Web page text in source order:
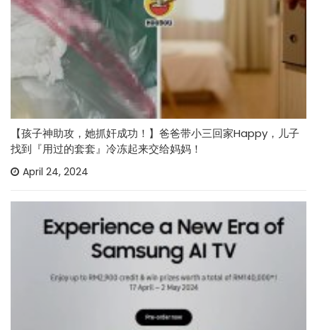
【孩子神助攻，她抓奸成功！】爸爸带小三回家Happy，儿子
找到『用过的套套』冷冻起来交给妈妈！
April 24, 2024